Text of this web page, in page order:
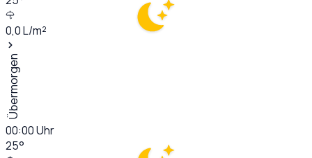
0,0L/m²
Übermorgen
00:00Uhr
25°